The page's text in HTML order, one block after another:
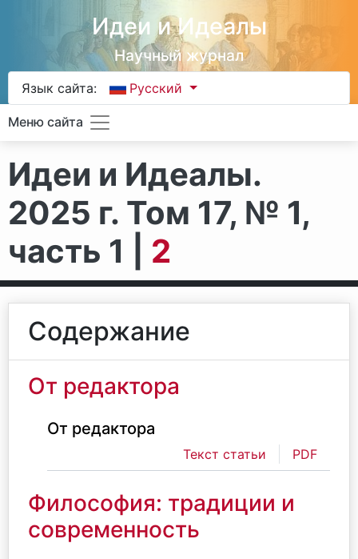
Идеи и Идеалы
Научный журнал
Язык сайта: Русский
Меню сайта
Идеи и Идеалы.
2025 г. Том 17, № 1,
часть 1 | 2
Содержание
От редактора
От редактора
Текст статьи PDF
Философия: традиции и
современность